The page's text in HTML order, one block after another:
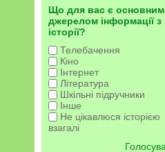
Що для вас є основним
джерелом інформації з
історії?
Телебачення
Кіно
Інтернет
Література
Шкільні підручники
Інше
Не цікавлюся історією
взагалі